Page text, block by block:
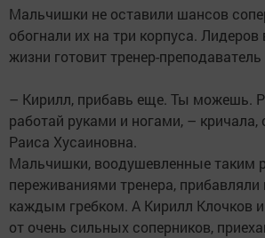
Мальчишки не оставили шансов
обогнали их на три корпуса. Лидеров
жизни готовит тренер-
– Кирилл, прибавь еще. Ты можешь.
работай руками и ногами, – кричала,
Раиса Хусаиновна.
Мальчишки, воодушевленные таким
переживаниями тренера, прибавляли
каждым гребком. А Кирилл Клочков
от очень сильных соперников,